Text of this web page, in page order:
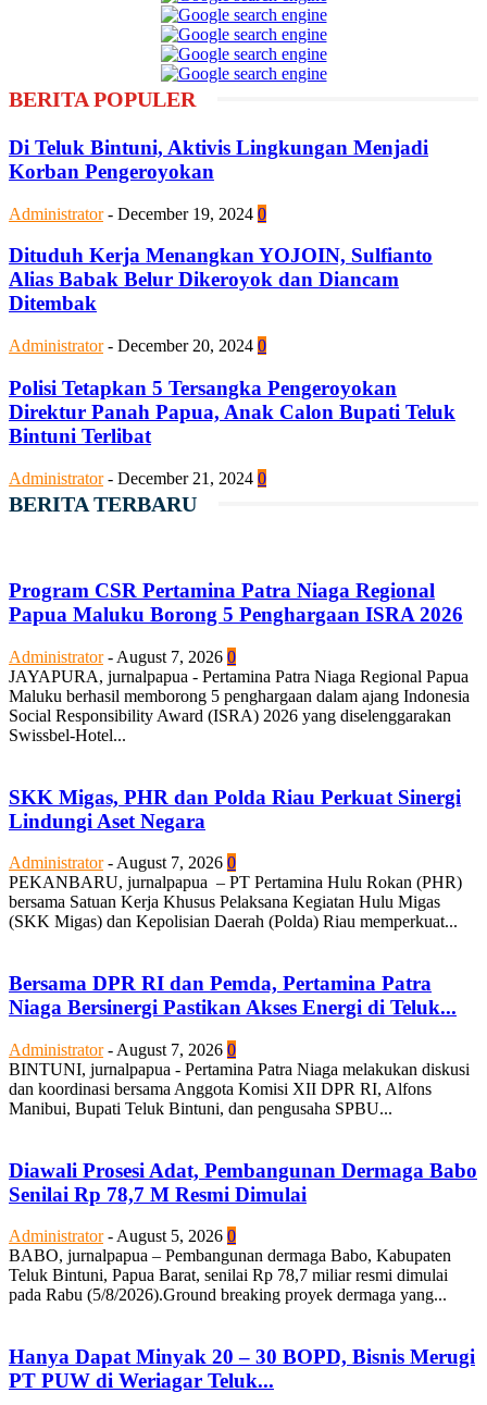
BERITA POPULER
Di Teluk Bintuni, Aktivis Lingkungan Menjadi
Korban Pengeroyokan
Administrator - December 19, 2024 0
Dituduh Kerja Menangkan YOJOIN, Sulfianto
Alias Babak Belur Dikeroyok dan Diancam
Ditembak
Administrator - December 20, 2024 0
Polisi Tetapkan 5 Tersangka Pengeroyokan
Direktur Panah Papua, Anak Calon Bupati Teluk
Bintuni Terlibat
Administrator - December 21, 2024 0
BERITA TERBARU
Program CSR Pertamina Patra Niaga Regional
Papua Maluku Borong 5 Penghargaan ISRA 2026
Administrator - August 7, 2026 0
JAYAPURA, jurnalpapua - Pertamina Patra Niaga Regional Papua
Maluku berhasil memborong 5 penghargaan dalam ajang Indonesia
Social Responsibility Award (ISRA) 2026 yang diselenggarakan
Swissbel-Hotel...
SKK Migas, PHR dan Polda Riau Perkuat Sinergi
Lindungi Aset Negara
Administrator -August 7, 2026 0
PEKANBARU, jurnalpapua – PT Pertamina Hulu Rokan (PHR)
bersama Satuan Kerja Khusus Pelaksana Kegiatan Hulu Migas
(SKK Migas) dan Kepolisian Daerah (Polda) Riau memperkuat...
Bersama DPR RI dan Pemda, Pertamina Patra
Niaga Bersinergi Pastikan Akses Energi di Teluk...
Administrator - August 7, 2026 0
BINTUNI, jurnalpapua - Pertamina Patra Niaga melakukan diskusi
dan koordinasi bersama Anggota Komisi XII DPR RI, Alfons
Manibui, Bupati Teluk Bintuni, dan pengusaha SPBU...
Diawali Prosesi Adat, Pembangunan Dermaga Babo
Senilai Rp 78,7 M Resmi Dimulai
Administrator - August 5, 2026 0
BABO, jurnalpapua – Pembangunan dermaga Babo, Kabupaten
Teluk Bintuni, Papua Barat, senilai Rp 78,7 miliar resmi dimulai
pada Rabu (5/8/2026).Ground breaking proyek dermaga yang...
Hanya Dapat Minyak 20 – 30 BOPD, Bisnis Merugi
PT PUW di Weriagar Teluk...